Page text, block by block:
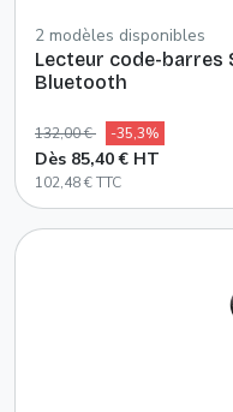
2 modèles disponibles
Lecteur code-barres
Bluetooth
132,00 € -35,3%
Dès 85,40 € HT
102,48 € TTC